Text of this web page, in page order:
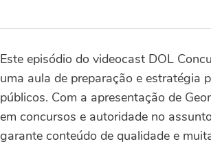
Este episódio do videocast DOL
uma aula de preparação e estratégia
públicos. Com a apresentação de
em concursos e autoridade no
garante conteúdo de qualidade e